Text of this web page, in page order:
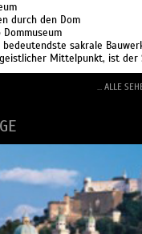
durch den Dom
Dommuseum
bedeutendste sakrale
Mittelpunkt, ist der
... ALLE